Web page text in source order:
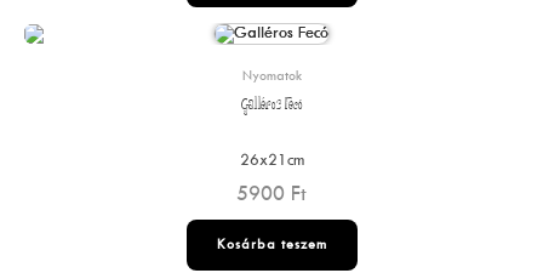
Nyomatok
Galléros Fecó
26x21cm
5900 Ft
Kosárba teszem